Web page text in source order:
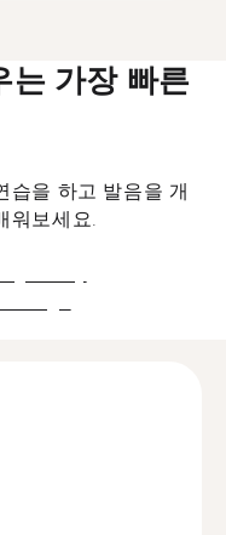
는 가장 빠른
습을 하고 발음을 개
워보세요.